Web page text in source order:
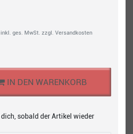
ges. MwSt. zzgl. Versandkosten
IN DEN WARENKORB
sobald der Artikel wieder